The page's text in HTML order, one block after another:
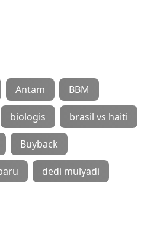
Antam BBM
biologis brasil vs haiti
Buyback
dedi mulyadi